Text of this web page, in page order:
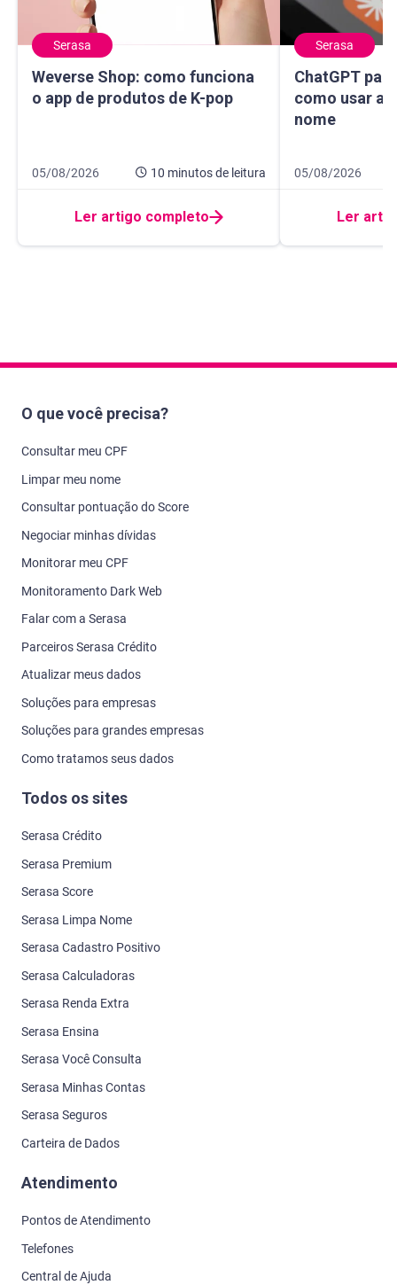
Serasa
Weverse Shop: como funciona
o app de produtos de K-pop
Weverse Shop: como funciona o app de produtos de K-pop
Data de publicação 5 de agosto de 2026
05/08/2026 10 minutosde leitura
10 minutos de leitura
Ler artigo completo
Serasa
ChatGPT
como usar a
nome
ChatGPT para
Data de
05/08/2026
14 minutos de
Ler
O que você precisa?
Consultar meu CPF
Limpar meu nome
Consultar pontuação do Score
Negociar minhas dívidas
Monitorar meu CPF
Monitoramento Dark Web
Falar com a Serasa
Parceiros Serasa Crédito
Atualizar meus dados
Soluções para empresas
Soluções para grandes empresas
Como tratamos seus dados
Todos os sites
Serasa Crédito
Serasa Premium
Serasa Score
Serasa Limpa Nome
Serasa Cadastro Positivo
Serasa Calculadoras
Serasa Renda Extra
Serasa Ensina
Serasa Você Consulta
Serasa Minhas Contas
Serasa Seguros
Carteira de Dados
Atendimento
Pontos de Atendimento
Telefones
Central de Ajuda